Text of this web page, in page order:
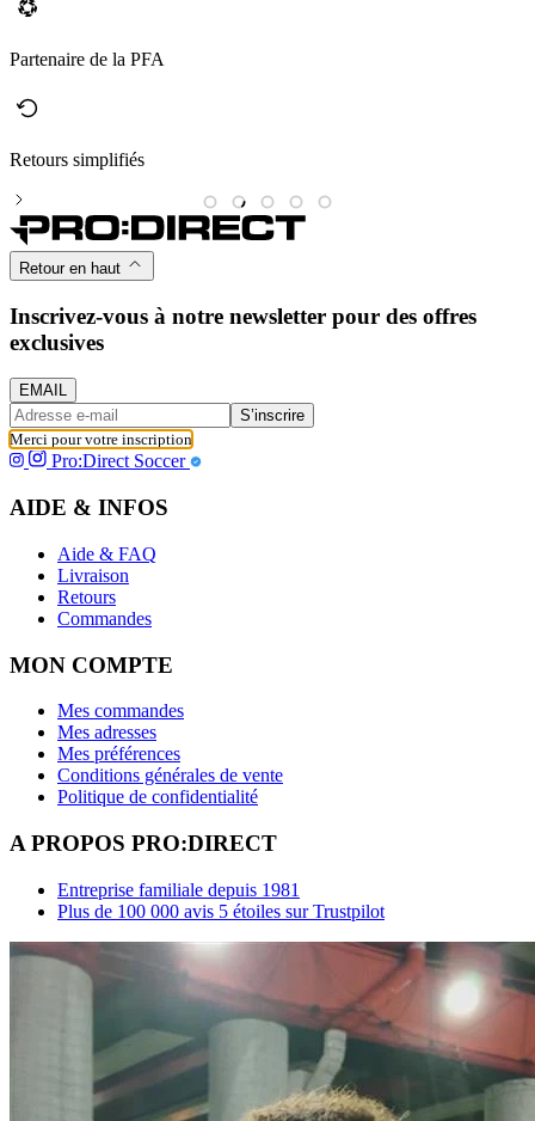
Partenaire de la PFA
Retours simplifiés
Retour en haut
Inscrivez-vous à notre newsletter pour des offres
exclusives
EMAIL
S’inscrire
Merci pour votre inscription
Pro:Direct Soccer
AIDE & INFOS
Aide & FAQ
Livraison
Retours
Commandes
MON COMPTE
Mes commandes
Mes adresses
Mes préférences
Conditions générales de vente
Politique de confidentialité
A PROPOS PRO:DIRECT
Entreprise familiale depuis 1981
Plus de 100 000 avis 5 étoiles sur Trustpilot